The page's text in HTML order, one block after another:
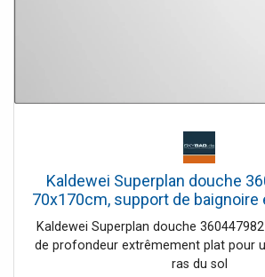
Kaldewei Superplan douche
70x170cm, support de baignoire
blanc alpin mat
Kaldewei Superplan douche
de profondeur extrêmement plat pour
ras du sol